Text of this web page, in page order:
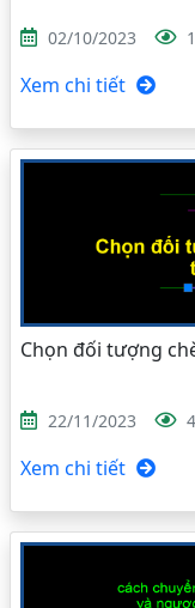
02/10/2023
Xem chi tiết
Chọn đối tượng
22/11/2023
Xem chi tiết